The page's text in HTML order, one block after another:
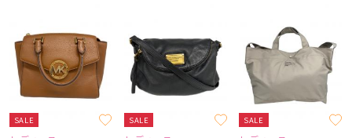
SALE SALE SALE